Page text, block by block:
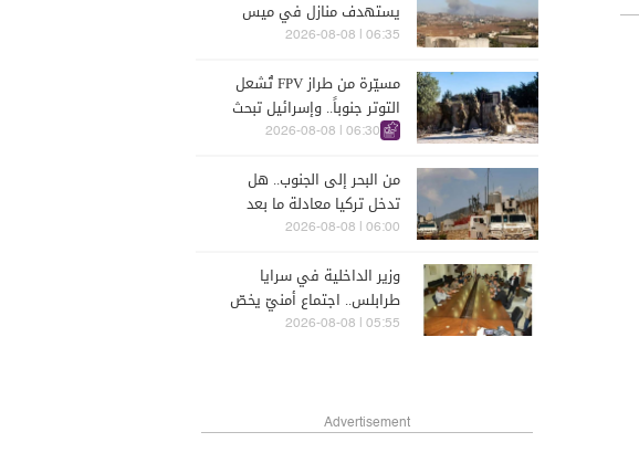
يستهدف منازل في ميس
الجبل والمنصوري
06:35 | 2026-08-08
مسيّرة من طراز FPV تُشعل
التوتر جنوباً.. وإسرائيل تبحث
عن ردّ أقوى
06:30 | 2026-08-08
من البحر إلى الجنوب.. هل
تدخل تركيا معادلة ما بعد
اليونيفيل؟
06:00 | 2026-08-08
وزير الداخلية في سرايا
طرابلس.. اجتماع أمنيّ يخصّ
الشمال
05:55 | 2026-08-08
Advertisement